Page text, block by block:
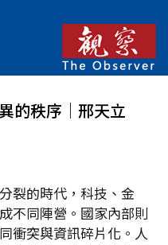
的秩序│邢天立
裂的時代，科技、金
不同陣營。國家內部則
衝突與資訊碎片化。人